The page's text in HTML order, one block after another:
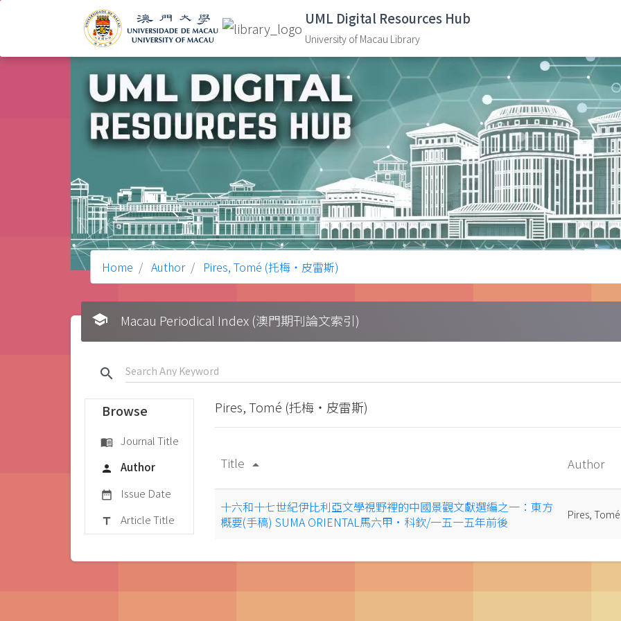
UML Digital Resources Hub
University of Macau Library
Home Author Pires, Tomé (托梅‧皮雷斯)
school Macau Periodical Index (澳門期刊論文索引)
search
Browse
menu_book Journal Title
person Author
date_range Issue Date
title Article Title
Pires, Tomé (托梅‧皮雷斯)
Title arrow_drop_up Author
十六和十七世紀伊比利亞文學視野裡的中國景觀文獻選編之一：東方
概要(手稿) SUMA ORIENTAL馬六甲·科欽/一五一五年前後
Pires,